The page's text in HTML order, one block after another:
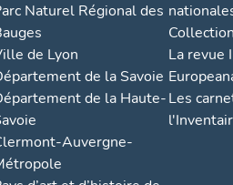
Naturel Régional des
de Lyon
de la Savoie
de la Haute-
Auvergne-
La revue
Les